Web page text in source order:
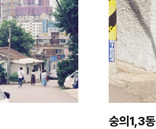
숭의1,3동